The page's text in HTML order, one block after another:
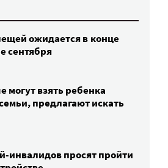
ожидается в конце
сентября
могут взять ребенка
предлагают искать
инвалидов просят пройти